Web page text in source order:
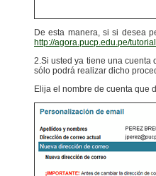
De esta manera, si si desea
http://agora.pucp.edu.pe/
2.Si usted ya tiene una cuenta
sólo podrá realizar dicho
Elija el nombre de cuenta que